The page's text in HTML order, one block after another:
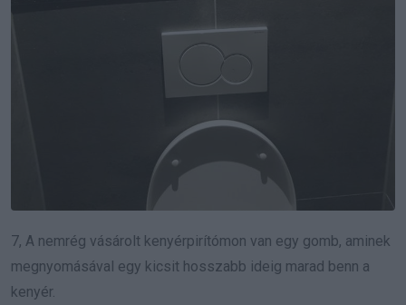
7, A nemrég vásárolt kenyérpirítómon van egy gomb, aminek
megnyomásával egy kicsit hosszabb ideig marad benn a
kenyér.